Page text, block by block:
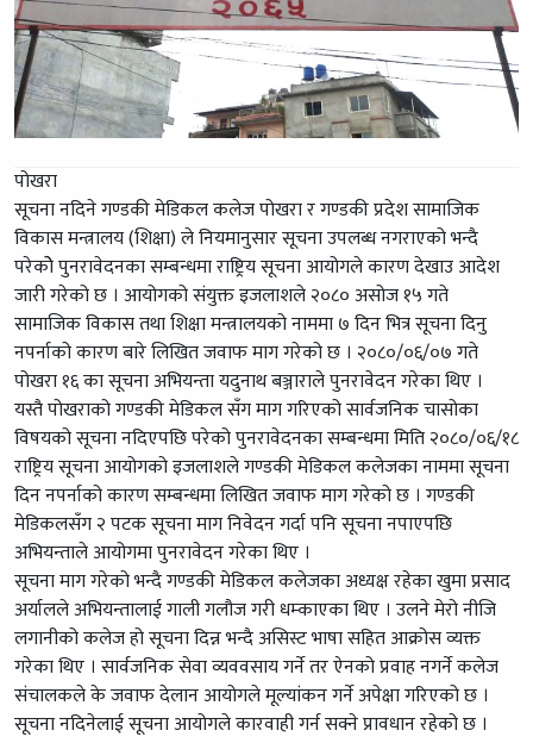
पोखरा
सूचना नदिने गण्डकी मेडिकल कलेज पोखरा र गण्डकी प्रदेश सामाजिक
विकास मन्त्रालय (शिक्षा) ले नियमानुसार सूचना उपलब्ध नगराएको भन्दै
परेकोे पुनरावेदनका सम्बन्धमा राष्ट्रिय सूचना आयोगले कारण देखाउ आदेश
जारी गरेको छ । आयोगको संयुक्त इजलाशले २०८० असोज १५ गते
सामाजिक विकास तथा शिक्षा मन्त्रालयको नाममा ७ दिन भित्र सूचना दिनु
नपर्नाको कारण बारे लिखित जवाफ माग गरेको छ । २०८०/०६/०७ गते
पोखरा १६ का सूचना अभियन्ता यदुनाथ बञ्जाराले पुनरावेदन गरेका थिए ।
यस्तै पोखराको गण्डकी मेडिकल सँग माग गरिएको सार्वजनिक चासोका
विषयको सूचना नदिएपछि परेको पुनरावेदनका सम्बन्धमा मिति २०८०/०६/१८
राष्ट्रिय सूचना आयोगको इजलाशले गण्डकी मेडिकल कलेजका नाममा सूचना
दिन नपर्नाको कारण सम्बन्धमा लिखित जवाफ माग गरेको छ । गण्डकी
मेडिकलसँग २ पटक सूचना माग निवेदन गर्दा पनि सूचना नपाएपछि
अभियन्ताले आयोगमा पुनरावेदन गरेका थिए ।
सूचना माग गरेको भन्दै गण्डकी मेडिकल कलेजका अध्यक्ष रहेका खुमा प्रसाद
अर्यालले अभियन्तालाई गाली गलौज गरी धम्काएका थिए । उलने मेरो नीजि
लगानीको कलेज हो सूचना दिन्न भन्दै असिस्ट भाषा सहित आक्रोस व्यक्त
गरेका थिए । सार्वजनिक सेवा व्यववसाय गर्ने तर ऐनको प्रवाह नगर्ने कलेज
संचालकले के जवाफ देलान आयोगले मूल्यांकन गर्ने अपेक्षा गरिएको छ ।
सूचना नदिनेलाई सूचना आयोगले कारवाही गर्न सक्ने प्रावधान रहेको छ ।